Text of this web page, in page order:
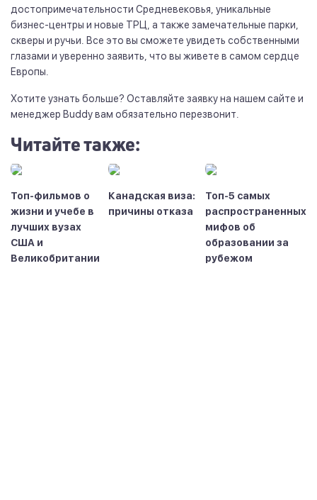
достопримечательности Средневековья, уникальные
бизнес-центры и новые ТРЦ, а также замечательные парки,
скверы и ручьи. Все это вы сможете увидеть собственными
глазами и уверенно заявить, что вы живете в самом сердце
Европы.
Хотите узнать больше? Оставляйте заявку на нашем сайте и
менеджер Buddy вам обязательно перезвонит.
Читайте также:
Топ-фильмов о
жизни и учебе в
лучших вузах
США и
Великобритании
Канадская виза:
причины отказа
Топ-5 самых
распространенных
мифов об
образовании за
рубежом